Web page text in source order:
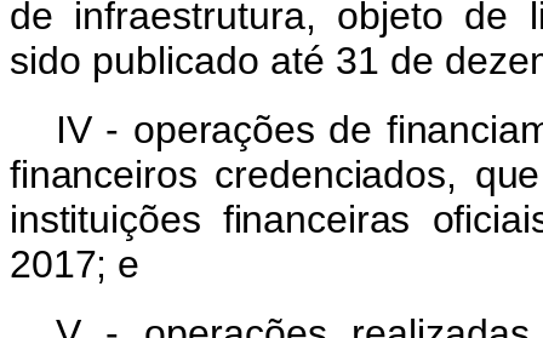
de infraestrutura, objeto de
sido publicado até 31 de
IV - operações de
financeiros credenciados,
instituições financeiras
2017; e